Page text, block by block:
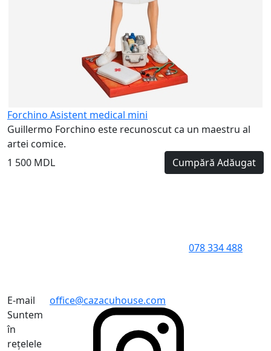
Forchino Asistent medical mini
Guillermo Forchino este recunoscut ca un maestru al
artei comice.
1 500 MDL
Cumpără Adăugat
078 334 488
E-mail
office@cazacuhouse.com
Suntem
în
rețelele